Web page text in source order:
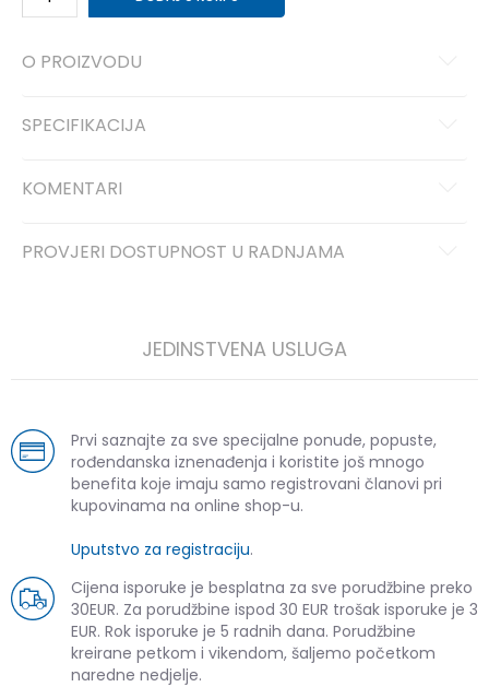
O PROIZVODU
SPECIFIKACIJA
KOMENTARI
PROVJERI DOSTUPNOST U RADNJAMA
JEDINSTVENA USLUGA
Prvi saznajte za sve specijalne ponude, popuste,
rođendanska iznenađenja i koristite još mnogo
benefita koje imaju samo registrovani članovi pri
kupovinama na online shop-u.
Uputstvo za registraciju.
Cijena isporuke je besplatna za sve porudžbine preko
30EUR. Za porudžbine ispod 30 EUR trošak isporuke je 3
EUR. Rok isporuke je 5 radnih dana. Porudžbine
kreirane petkom i vikendom, šaljemo početkom
naredne nedjelje.